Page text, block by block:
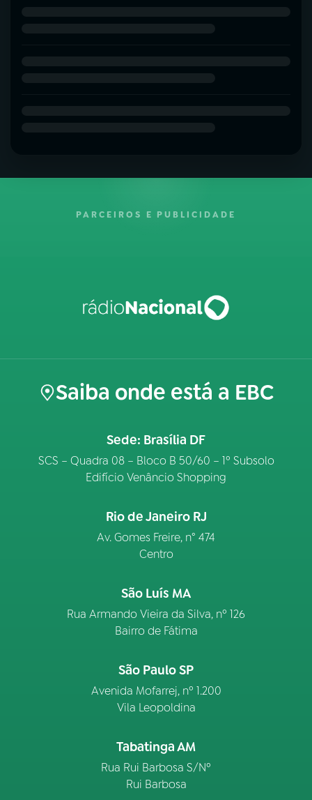
PARCEIROS E PUBLICIDADE
Saiba onde está a EBC
Sede: Brasília DF
SCS – Quadra 08 – Bloco B 50/60 – 1º Subsolo
Edifício Venâncio Shopping
Rio de Janeiro RJ
Av. Gomes Freire, n° 474
Centro
São Luís MA
Rua Armando Vieira da Silva, nº 126
Bairro de Fátima
São Paulo SP
Avenida Mofarrej, nº 1.200
Vila Leopoldina
Tabatinga AM
Rua Rui Barbosa S/Nº
Rui Barbosa